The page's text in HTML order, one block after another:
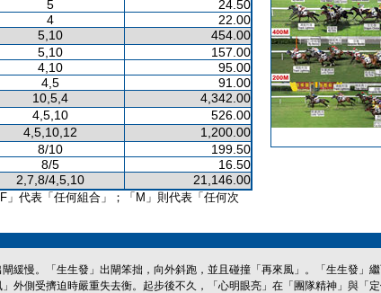
5
24.50
4
22.00
5,10 454.00
5,10
157.00
4,10
95.00
4,5
91.00
10,5,4 4,342.00
4,5,10 526.00
4,5,10,12 1,200.00
8/10
199.50
8/5
16.50
2,7,8/4,5,10 21,146.00
」代表「任何組合」；「M」則代表「任何次
閘緩慢。「生生發」出閘笨拙，向外斜跑，並且碰撞「再來風」。「生生發」
外側受擠迫時嚴重失去衡。起步後不久，「心明眼亮」在「團隊精神」與「